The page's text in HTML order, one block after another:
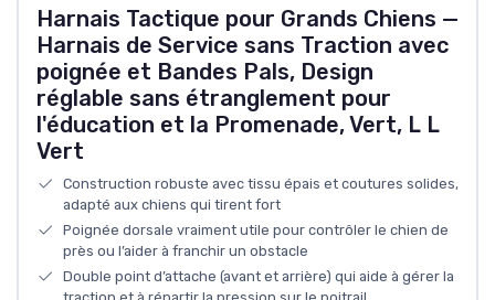
Harnais Tactique pour Grands Chiens —
Harnais de Service sans Traction avec
poignée et Bandes Pals, Design
réglable sans étranglement pour
l'éducation et la Promenade, Vert, L L
Vert
Construction robuste avec tissu épais et coutures solides,
adapté aux chiens qui tirent fort
Poignée dorsale vraiment utile pour contrôler le chien de
près ou l’aider à franchir un obstacle
Double point d’attache (avant et arrière) qui aide à gérer la